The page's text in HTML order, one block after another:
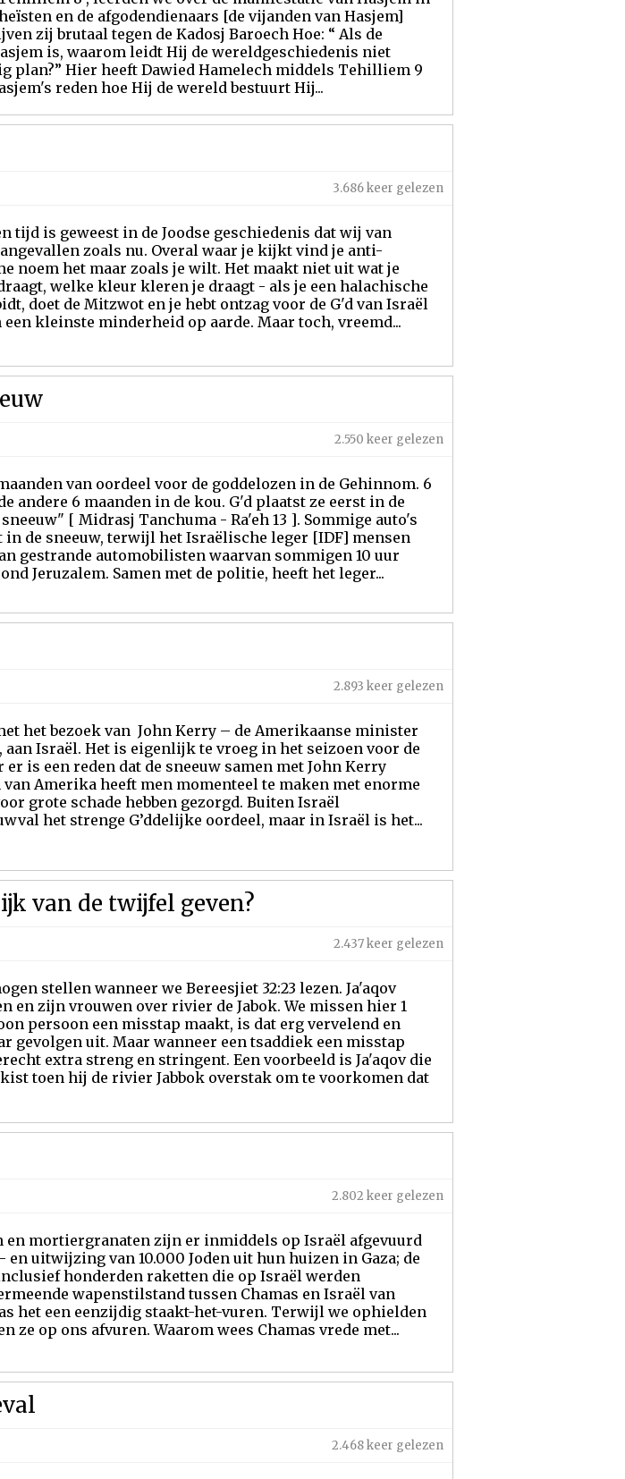
en de afgodendienaars [de vijanden van Hasjem]
zij brutaal tegen de Kadosj Baroech Hoe: “ Als de
is, waarom leidt Hij de wereldgeschiedenis niet
plan?” Hier heeft Dawied Hamelech middels Tehilliem 9
reden hoe Hij de wereld bestuurt Hij...
3.686 keer gelezen
tijd is geweest in de Joodse geschiedenis dat wij van
zoals nu. Overal waar je kijkt vind je anti-
noem het maar zoals je wilt. Het maakt niet uit wat je
welke kleur kleren je draagt - als je een halachische
doet de Mitzwot en je hebt ontzag voor de G'd van Israël
een kleinste minderheid op aarde. Maar toch, vreemd...
2.550 keer gelezen
van oordeel voor de goddelozen in de Gehinnom. 6
andere 6 maanden in de kou. G'd plaatst ze eerst in de
[ Midrasj Tanchuma - Ra'eh 13 ]. Sommige auto's
in de sneeuw, terwijl het Israëlische leger [IDF] mensen
gestrande automobilisten waarvan sommigen 10 uur
Jeruzalem. Samen met de politie, heeft het leger...
2.893 keer gelezen
het bezoek van John Kerry – de Amerikaanse minister
aan Israël. Het is eigenlijk te vroeg in het seizoen voor de
is een reden dat de sneeuw samen met John Kerry
Amerika heeft men momenteel te maken met enorme
grote schade hebben gezorgd. Buiten Israël
het strenge G’ddelijke oordeel, maar in Israël is het...
van de twijfel geven?
2.437 keer gelezen
stellen wanneer we Bereesjiet 32:23 lezen. Ja'aqov
en zijn vrouwen over rivier de Jabok. We missen hier 1
persoon een misstap maakt, is dat erg vervelend en
gevolgen uit. Maar wanneer een tsaddiek een misstap
extra streng en stringent. Een voorbeeld is Ja'aqov die
toen hij de rivier Jabbok overstak om te voorkomen dat
2.802 keer gelezen
en mortiergranaten zijn er inmiddels op Israël afgevuurd
uitwijzing van 10.000 Joden uit hun huizen in Gaza; de
honderden raketten die op Israël werden
wapenstilstand tussen Chamas en Israël van
het een eenzijdig staakt-het-vuren. Terwijl we ophielden
ze op ons afvuren. Waarom wees Chamas vrede met...
2.468 keer gelezen